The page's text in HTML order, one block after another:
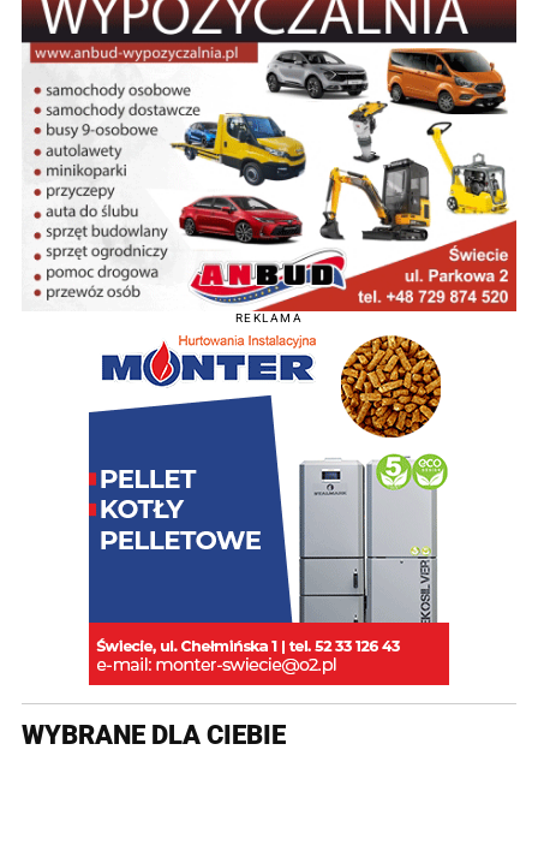
REKLAMA
WYBRANE DLA CIEBIE